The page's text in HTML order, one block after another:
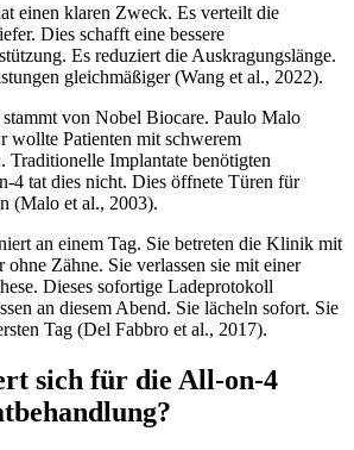
einen klaren Zweck. Es verteilt die
Dies schafft eine bessere
Es reduziert die Auskragungslänge.
gleichmäßiger (Wang et al., 2022).
von Nobel Biocare. Paulo Malo
wollte Patienten mit schwerem
Traditionelle Implantate benötigten
4 tat dies nicht. Dies öffnete Türen für
(Malo et al., 2003).
an einem Tag. Sie betreten die Klinik mit
ohne Zähne. Sie verlassen sie mit einer
Dieses sofortige Ladeprotokoll
an diesem Abend. Sie lächeln sofort. Sie
Tag (Del Fabbro et al., 2017).
sich für die All-on-4